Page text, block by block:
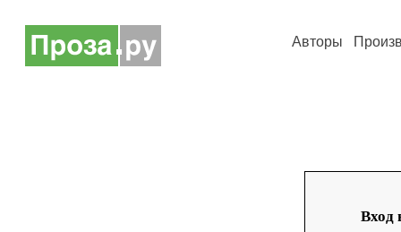
Авторы
Вход